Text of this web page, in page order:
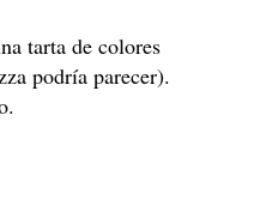
tarta de colores
podría parecer).